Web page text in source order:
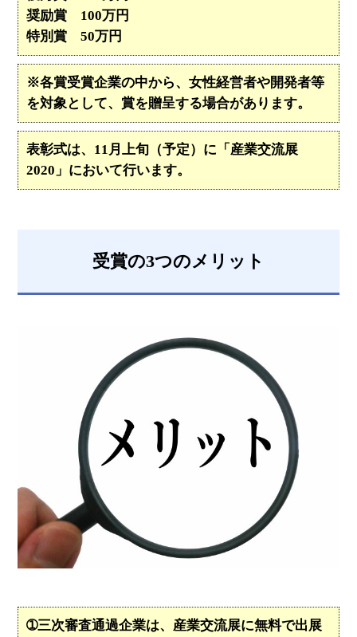
奨励賞 100万円
特別賞 50万円
※各賞受賞企業の中から、女性経営者や開発者等
を対象として、賞を贈呈する場合があります。
表彰式は、11月上旬（予定）に「産業交流展
2020」において行います。
受賞の3つのメリット
➀三次審査通過企業は、産業交流展に無料で出展